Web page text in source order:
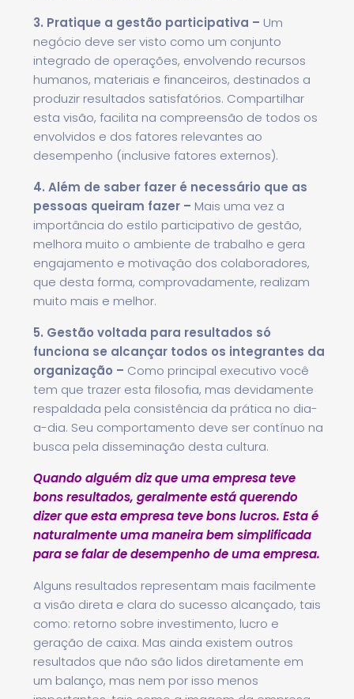
3. Pratique a gestão participativa – Um
negócio deve ser visto como um conjunto
integrado de operações, envolvendo recursos
humanos, materiais e financeiros, destinados a
produzir resultados satisfatórios. Compartilhar
esta visão, facilita na compreensão de todos os
envolvidos e dos fatores relevantes ao
desempenho (inclusive fatores externos).
4. Além de saber fazer é necessário que as
pessoas queiram fazer – Mais uma vez a
importância do estilo participativo de gestão,
melhora muito o ambiente de trabalho e gera
engajamento e motivação dos colaboradores,
que desta forma, comprovadamente, realizam
muito mais e melhor.
5. Gestão voltada para resultados só
funciona se alcançar todos os integrantes da
organização – Como principal executivo você
tem que trazer esta filosofia, mas devidamente
respaldada pela consistência da prática no dia-
a-dia. Seu comportamento deve ser contínuo na
busca pela disseminação desta cultura.
Quando alguém diz que uma empresa teve
bons resultados, geralmente está querendo
dizer que esta empresa teve bons lucros. Esta é
naturalmente uma maneira bem simplificada
para se falar de desempenho de uma empresa.
Alguns resultados representam mais facilmente
a visão direta e clara do sucesso alcançado, tais
como: retorno sobre investimento, lucro e
geração de caixa. Mas ainda existem outros
resultados que não são lidos diretamente em
um balanço, mas nem por isso menos